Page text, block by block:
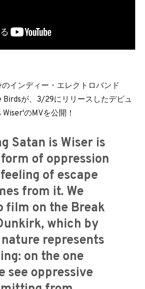
インディー・エレクトロバンド
が、3/29にリリースしたデビュ
のMVを公開！
Satan is Wiser is
of oppression
of escape
from it. We
film on the Break
which by
represents
on the one
see oppressive